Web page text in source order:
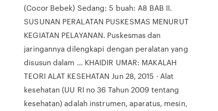
(Cocor Bebek) Sedang: 5 buah: A8 BAB II.
SUSUNAN PERALATAN PUSKESMAS MENURUT
KEGIATAN PELAYANAN. Puskesmas dan
jaringannya dilengkapi dengan peralatan yang
disusun dalam … KHAIDIR UMAR: MAKALAH
TEORI ALAT KESEHATAN Jun 28, 2015 · Alat
kesehatan (UU RI no 36 Tahun 2009 tentang
kesehatan) adalah instrumen, aparatus, mesin,